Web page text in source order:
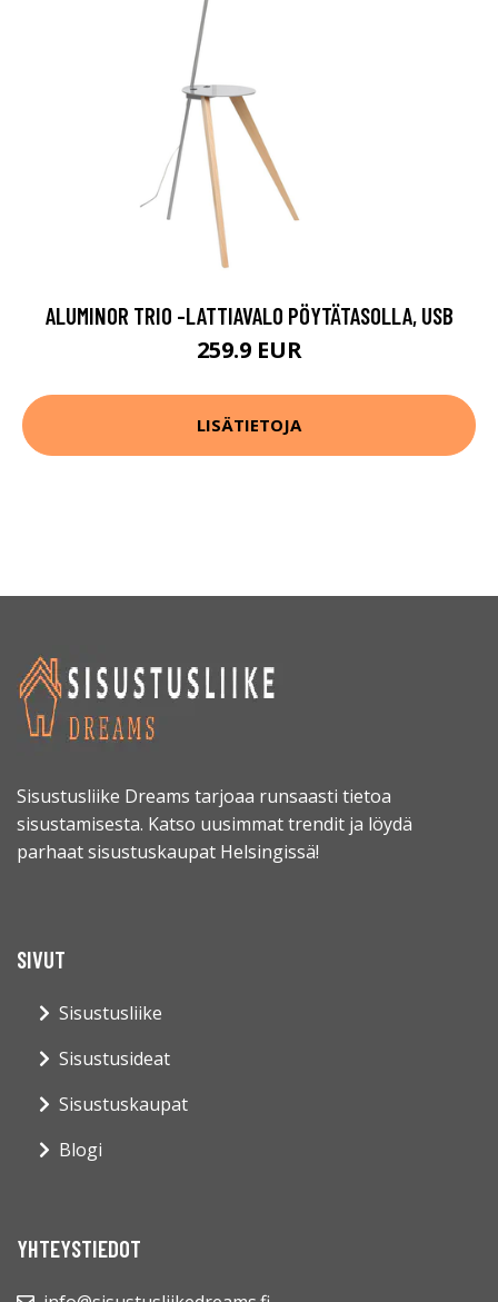
ALUMINOR TRIO -LATTIAVALO PÖYTÄTASOLLA, USB
259.9 EUR
LISÄTIETOJA
Sisustusliike Dreams tarjoaa runsaasti tietoa
sisustamisesta. Katso uusimmat trendit ja löydä
parhaat sisustuskaupat Helsingissä!
SIVUT
Sisustusliike
Sisustusideat
Sisustuskaupat
Blogi
YHTEYSTIEDOT